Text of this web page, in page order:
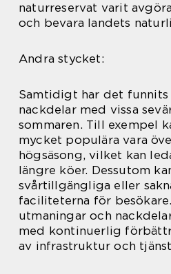
naturreservat varit
och bevara landets
Andra stycket:
Samtidigt har det funnits
nackdelar med vissa
sommaren. Till exempel
mycket populära vara
högsäsong, vilket kan
längre köer. Dessutom
svårtillgängliga eller
faciliteterna för
utmaningar och
med kontinuerlig
av infrastruktur och